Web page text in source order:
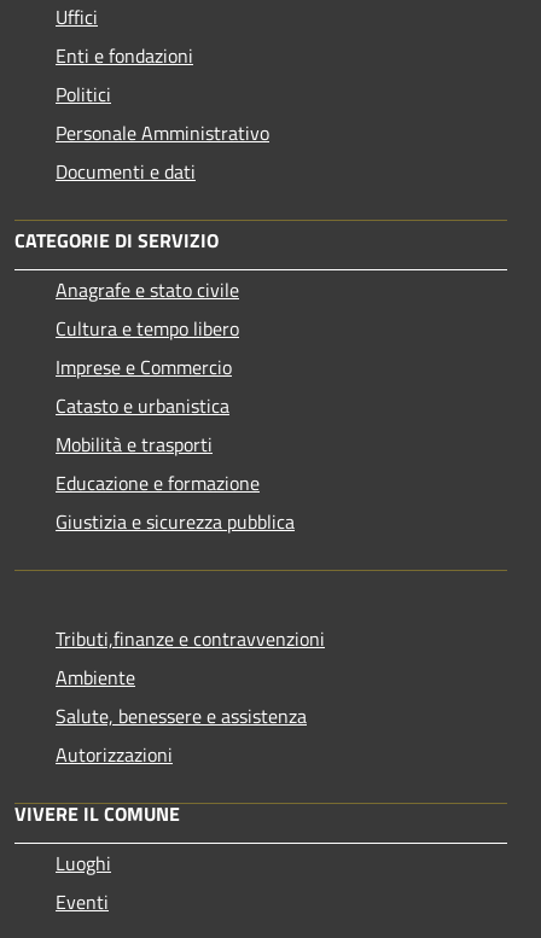
Uffici
Enti e fondazioni
Politici
Personale Amministrativo
Documenti e dati
CATEGORIE DI SERVIZIO
Anagrafe e stato civile
Cultura e tempo libero
Imprese e Commercio
Catasto e urbanistica
Mobilità e trasporti
Educazione e formazione
Giustizia e sicurezza pubblica
Tributi,finanze e contravvenzioni
Ambiente
Salute, benessere e assistenza
Autorizzazioni
VIVERE IL COMUNE
Luoghi
Eventi